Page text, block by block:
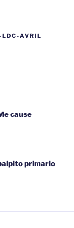
LDC-AVRIL
cause
primario